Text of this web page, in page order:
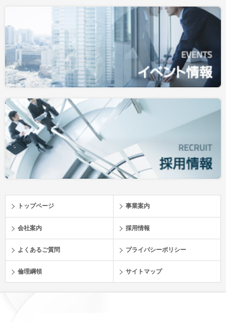
トップページ 事業案内
会社案内 採用情報
よくあるご質問 プライバシーポリシー
倫理綱領 サイトマップ